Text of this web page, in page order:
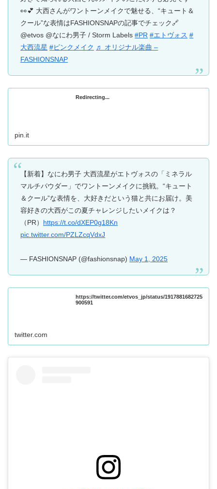
👀💕 大西さんがワントーンメイクで魅せる、“キュート＆
クール”な表情はFASHIONSNAPの記事でチェック🔗
@etvos @なにわ男子 / Storm Labels#PR #エトヴォス #
大西流星 #ピンクメイク ♬ オリジナル楽曲 –
FASHIONSNAP
Redirecting...
pin.it
【新着】なにわ男子 大西流星がエトヴォスの「ミネラル
マルチパウダー」でワントーンメイクに挑戦。“キュート
＆クール”な表情を、大好きだという猫と共にお届け。美
容好きの大西がこの夏チャレンジしたいメイクは？
（PR） https://t.co/dXEP0g18Kn
pic.twitter.com/PZLZcqVdxJ
— FASHIONSNAP (@fashionsnap) May 1, 2025
https://twitter.com/etvos_jp/status/1917881682725
900591
twitter.com